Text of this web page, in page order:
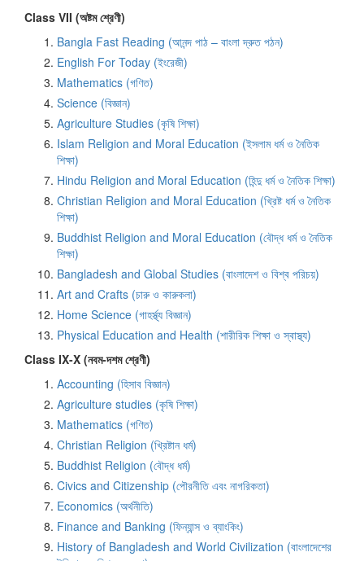
Class VII (অষ্টম শ্রেণী)
Bangla Fast Reading (আনন্দ পাঠ – বাংলা দ্রুত পঠন)
English For Today (ইংরেজী)
Mathematics (গণিত)
Science (বিজ্ঞান)
Agriculture Studies (কৃষি শিক্ষা)
Islam Religion and Moral Education (ইসলাম ধর্ম ও নৈতিক
শিক্ষা)
Hindu Religion and Moral Education (হিন্দু ধর্ম ও নৈতিক শিক্ষা)
Christian Religion and Moral Education (খ্রিষ্ট ধর্ম ও নৈতিক
শিক্ষা)
Buddhist Religion and Moral Education (বৌদ্ধ ধর্ম ও নৈতিক
শিক্ষা)
Bangladesh and Global Studies (বাংলাদেশ ও বিশ্ব পরিচয়)
Art and Crafts (চারু ও কারুকলা)
Home Science (গাহর্স্থ্য বিজ্ঞান)
Physical Education and Health (শারীরিক শিক্ষা ও স্বাস্থ্য)
Class IX-X (নবম-দশম শ্রেণী)
Accounting (হিসাব বিজ্ঞান)
Agriculture studies (কৃষি শিক্ষা)
Mathematics (গণিত)
Christian Religion (খ্রিষ্টান ধর্ম)
Buddhist Religion (বৌদ্ধ ধর্ম)
Civics and Citizenship (পৌরনীতি এবং নাগরিকতা)
Economics (অর্থনীতি)
Finance and Banking (ফিন্যান্স ও ব্যাংকিং)
History of Bangladesh and World Civilization (বাংলাদেশের